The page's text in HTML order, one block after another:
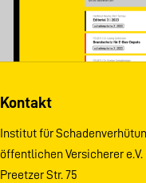
Kontakt
Institut für
öffentlichen Versicherer e.V.
Preetzer Str. 75